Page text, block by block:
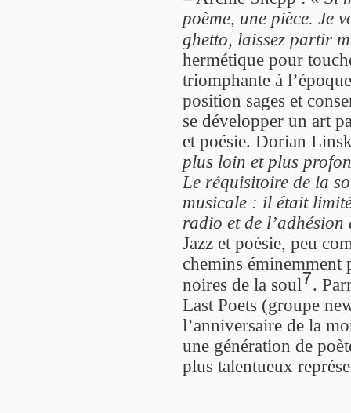
poème, une pièce. Je
ghetto, laissez partir
hermétique pour
triomphante à
position sages et
se développer un art
et poésie. Dorian
plus loin et plus
Le réquisitoire de la
musicale : il était
radio et de
Jazz et poésie, peu
chemins éminemment
noires de la soul7.
Last Poets (groupe
l’anniversaire de la
une génération de
plus talentueux